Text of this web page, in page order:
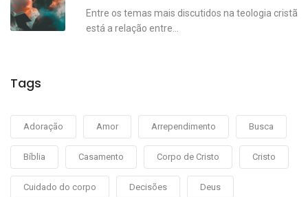
Entre os temas mais discutidos na teologia cristã
está a relação entre...
Tags
Adoração Amor Arrependimento Busca
Bíblia Casamento Corpo de Cristo Cristo
Cuidado do corpo Decisões Deus